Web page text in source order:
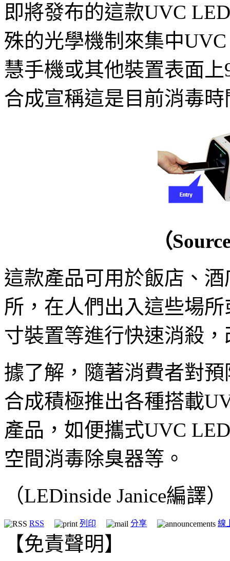
即將發布的這款UVC
殊的光學機制來集中
慧手機或其他裝置表面
合成宣稱這是目前消毒
（
這款產品可用於飯店、
所，在人們出入這些場
寸裝置等進行快速消殺
據了解，隨著消費者對
合成積極推出各種搭載
產品，如便攜式UVC
空間消毒除臭器等。
（LEDinside Janice編譯）
RSS 列印 分享 線
【免責聲明】